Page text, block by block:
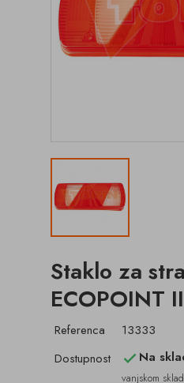
Staklo za
ECOPOINT
Referenca
13333
Dostupnost
 Na
vanjskom